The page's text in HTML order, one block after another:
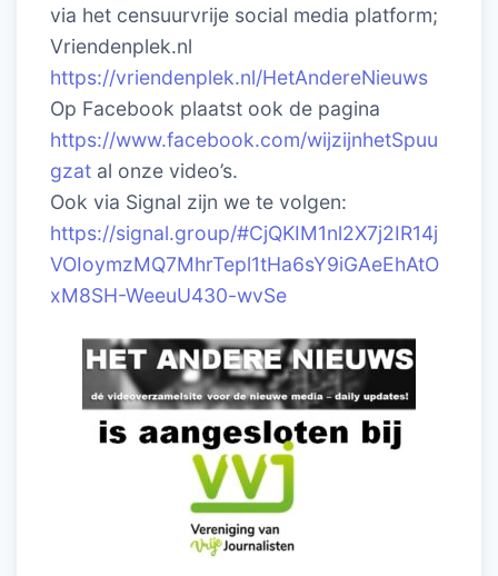
via het censuurvrije social media platform;
Vriendenplek.nl
https://vriendenplek.nl/HetAndereNieuws
Op Facebook plaatst ook de pagina
https://www.facebook.com/wijzijnhetSpuu
gzat al onze video’s.
Ook via Signal zijn we te volgen:
https://signal.group/#CjQKIM1nl2X7j2IR14j
VOIoymzMQ7MhrTepl1tHa6sY9iGAeEhAtO
xM8SH-WeeuU430-wvSe